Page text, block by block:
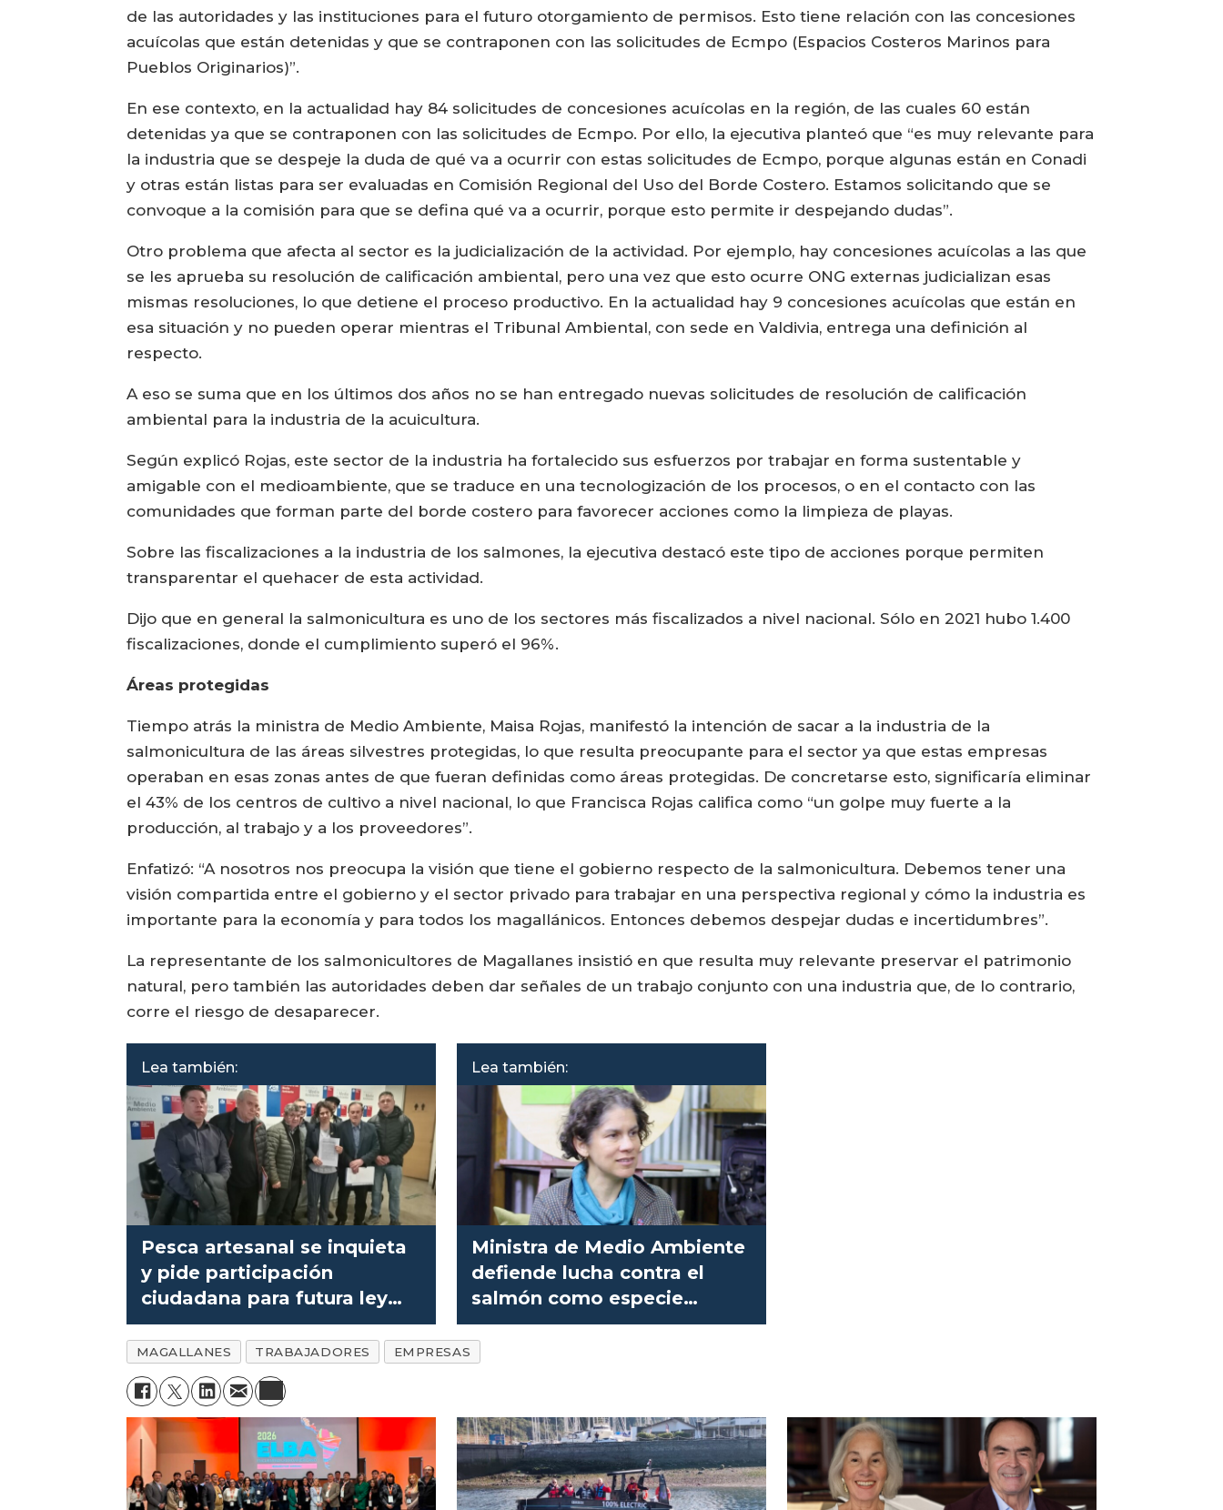
de las autoridades y las instituciones para el futuro otorgamiento de permisos. Esto tiene relación con las concesiones
acuícolas que están detenidas y que se contraponen con las solicitudes de Ecmpo (Espacios Costeros Marinos para
Pueblos Originarios)”.
En ese contexto, en la actualidad hay 84 solicitudes de concesiones acuícolas en la región, de las cuales 60 están
detenidas ya que se contraponen con las solicitudes de Ecmpo. Por ello, la ejecutiva planteó que “es muy relevante para
la industria que se despeje la duda de qué va a ocurrir con estas solicitudes de Ecmpo, porque algunas están en Conadi
y otras están listas para ser evaluadas en Comisión Regional del Uso del Borde Costero. Estamos solicitando que se
convoque a la comisión para que se defina qué va a ocurrir, porque esto permite ir despejando dudas”.
Otro problema que afecta al sector es la judicialización de la actividad. Por ejemplo, hay concesiones acuícolas a las que
se les aprueba su resolución de calificación ambiental, pero una vez que esto ocurre ONG externas judicializan esas
mismas resoluciones, lo que detiene el proceso productivo. En la actualidad hay 9 concesiones acuícolas que están en
esa situación y no pueden operar mientras el Tribunal Ambiental, con sede en Valdivia, entrega una definición al
respecto.
A eso se suma que en los últimos dos años no se han entregado nuevas solicitudes de resolución de calificación
ambiental para la industria de la acuicultura.
Según explicó Rojas, este sector de la industria ha fortalecido sus esfuerzos por trabajar en forma sustentable y
amigable con el medioambiente, que se traduce en una tecnologización de los procesos, o en el contacto con las
comunidades que forman parte del borde costero para favorecer acciones como la limpieza de playas.
Sobre las fiscalizaciones a la industria de los salmones, la ejecutiva destacó este tipo de acciones porque permiten
transparentar el quehacer de esta actividad.
Dijo que en general la salmonicultura es uno de los sectores más fiscalizados a nivel nacional. Sólo en 2021 hubo 1.400
fiscalizaciones, donde el cumplimiento superó el 96%.
Áreas protegidas
Tiempo atrás la ministra de Medio Ambiente, Maisa Rojas, manifestó la intención de sacar a la industria de la
salmonicultura de las áreas silvestres protegidas, lo que resulta preocupante para el sector ya que estas empresas
operaban en esas zonas antes de que fueran definidas como áreas protegidas. De concretarse esto, significaría eliminar
el 43% de los centros de cultivo a nivel nacional, lo que Francisca Rojas califica como “un golpe muy fuerte a la
producción, al trabajo y a los proveedores”.
Enfatizó: “A nosotros nos preocupa la visión que tiene el gobierno respecto de la salmonicultura. Debemos tener una
visión compartida entre el gobierno y el sector privado para trabajar en una perspectiva regional y cómo la industria es
importante para la economía y para todos los magallánicos. Entonces debemos despejar dudas e incertidumbres”.
La representante de los salmonicultores de Magallanes insistió en que resulta muy relevante preservar el patrimonio
natural, pero también las autoridades deben dar señales de un trabajo conjunto con una industria que, de lo contrario,
corre el riesgo de desaparecer.
Lea también:
Pesca artesanal se inquieta
y pide participación
ciudadana para futura ley
acuícola
Lea también:
Ministra de Medio Ambiente
defiende lucha contra el
salmón como especie
exótica
MAGALLANES TRABAJADORES EMPRESAS